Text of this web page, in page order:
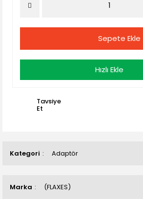
Kategori Adaptör
Marka (FLAXES)
Sepete Ekle
Hızlı Ekle
Tavsiye
Et